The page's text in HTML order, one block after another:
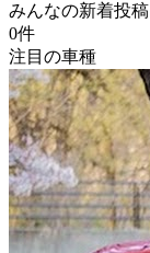
みんなの新着投稿
0件
注目の車種